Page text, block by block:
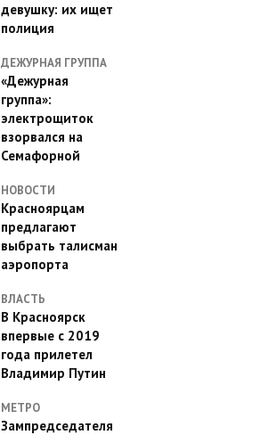
девушку: их ищет
полиция
ДЕЖУРНАЯ ГРУППА
«Дежурная
группа»:
электрощиток
взорвался на
Семафорной
НОВОСТИ
Красноярцам
предлагают
выбрать талисман
аэропорта
ВЛАСТЬ
В Красноярск
впервые с 2019
года прилетел
Владимир Путин
МЕТРО
Зампредседателя